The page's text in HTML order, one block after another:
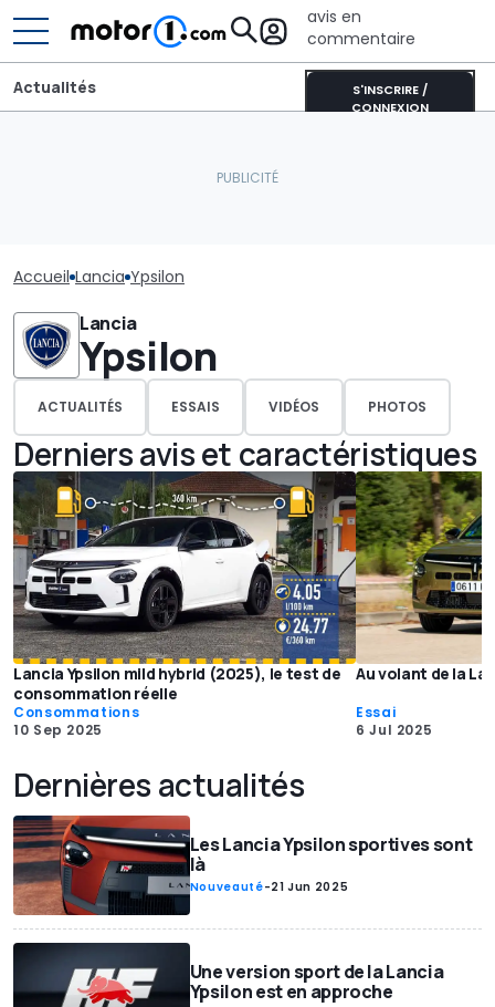
avis en
commentaire
S'INSCRIRE /
CONNEXION
Actualités
Accueil Lancia Ypsilon
Lancia
Ypsilon
ACTUALITÉS ESSAIS VIDÉOS PHOTOS
Derniers avis et caractéristiques
Lancia Ypsilon mild hybrid (2025), le test de
consommation réelle
Consommations
10 Sep 2025
Au volant de la
Essai
6 Jul 2025
Dernières actualités
Les Lancia Ypsilon sportives sont
là
Nouveauté-21 Jun 2025
Une version sport de la Lancia
Ypsilon est en approche